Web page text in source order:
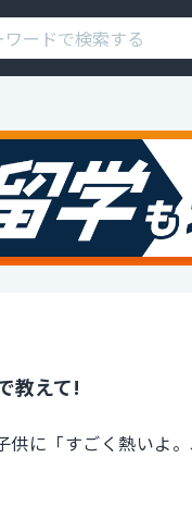
教えて!
供に「すごく熱いよ